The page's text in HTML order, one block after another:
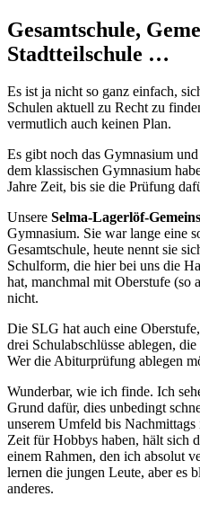
Gesamtschule,
Stadtteilschule …
Es ist ja nicht so ganz einfach,
Schulen aktuell zu Recht zu
vermutlich auch keinen Plan.
Es gibt noch das Gymnasium
dem klassischen Gymnasium
Jahre Zeit, bis sie die Prüfung
Unsere Selma-Lagerlöf-
Gymnasium. Sie war lange eine
Gesamtschule, heute nennt sie
Schulform, die hier bei uns die
hat, manchmal mit Oberstufe (so
nicht.
Die SLG hat auch eine
drei Schulabschlüsse ablegen,
Wer die Abiturprüfung ablegen
Wunderbar, wie ich finde. Ich
Grund dafür, dies unbedingt
unserem Umfeld bis
Zeit für Hobbys haben, hält sich
einem Rahmen, den ich absolut
lernen die jungen Leute, aber es
anderes.